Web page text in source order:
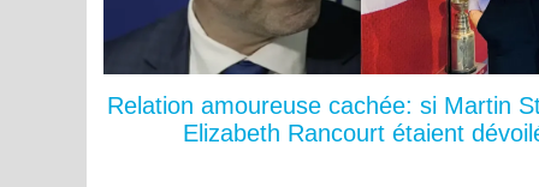
Relation amoureuse cachée: si Martin
Elizabeth Rancourt étaient